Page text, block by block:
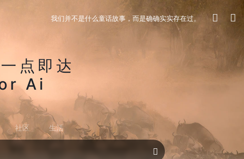
我们并不是什么童话故事，而是确确实实存在过。
点即达
Ai
社区 生活